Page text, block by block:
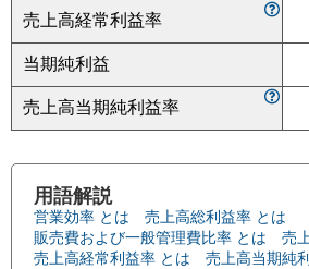
売上高経常利益率
当期純利益
売上高当期純利益率
用語解説
営業効率 とは
売上高総利益率 とは
販売費および一般管理費比率 とは
売
売上高経常利益率 とは
売上高当期純